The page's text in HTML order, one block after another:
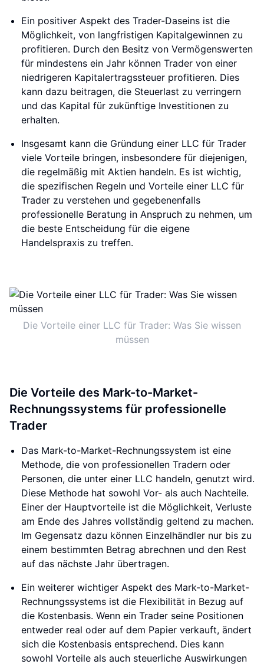
Ein positiver Aspekt des Trader-Daseins ist die
Möglichkeit, von langfristigen Kapitalgewinnen zu
profitieren. Durch den Besitz von Vermögenswerten
für mindestens ein Jahr können Trader von einer
niedrigeren Kapitalertragssteuer profitieren. Dies
kann dazu beitragen, die Steuerlast zu verringern
und das Kapital für zukünftige Investitionen zu
erhalten.
Insgesamt kann die Gründung einer LLC für Trader
viele Vorteile bringen, insbesondere für diejenigen,
die regelmäßig mit Aktien handeln. Es ist wichtig,
die spezifischen Regeln und Vorteile einer LLC für
Trader zu verstehen und gegebenenfalls
professionelle Beratung in Anspruch zu nehmen, um
die beste Entscheidung für die eigene
Handelspraxis zu treffen.
Die Vorteile einer LLC für Trader: Was Sie wissen
müssen
Die Vorteile des Mark-to-Market-
Rechnungssystems für professionelle
Trader
Das Mark-to-Market-Rechnungssystem ist eine
Methode, die von professionellen Tradern oder
Personen, die unter einer LLC handeln, genutzt wird.
Diese Methode hat sowohl Vor- als auch Nachteile.
Einer der Hauptvorteile ist die Möglichkeit, Verluste
am Ende des Jahres vollständig geltend zu machen.
Im Gegensatz dazu können Einzelhändler nur bis zu
einem bestimmten Betrag abrechnen und den Rest
auf das nächste Jahr übertragen.
Ein weiterer wichtiger Aspekt des Mark-to-Market-
Rechnungssystems ist die Flexibilität in Bezug auf
die Kostenbasis. Wenn ein Trader seine Positionen
entweder real oder auf dem Papier verkauft, ändert
sich die Kostenbasis entsprechend. Dies kann
sowohl Vorteile als auch steuerliche Auswirkungen